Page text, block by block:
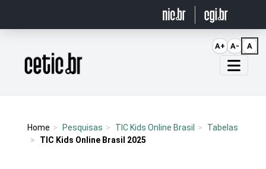
Página inicial
Home Pesquisas TIC Kids Online Brasil
Tabelas
TIC Kids Online Brasil 2025
A+ A- A